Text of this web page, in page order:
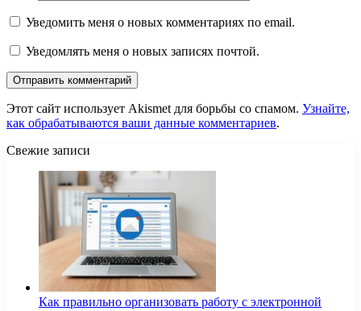
Уведомить меня о новых комментариях по email.
Уведомлять меня о новых записях почтой.
Этот сайт использует Akismet для борьбы со спамом. Узнайте,
как обрабатываются ваши данные комментариев.
Свежие записи
Как правильно организовать работу с электронной